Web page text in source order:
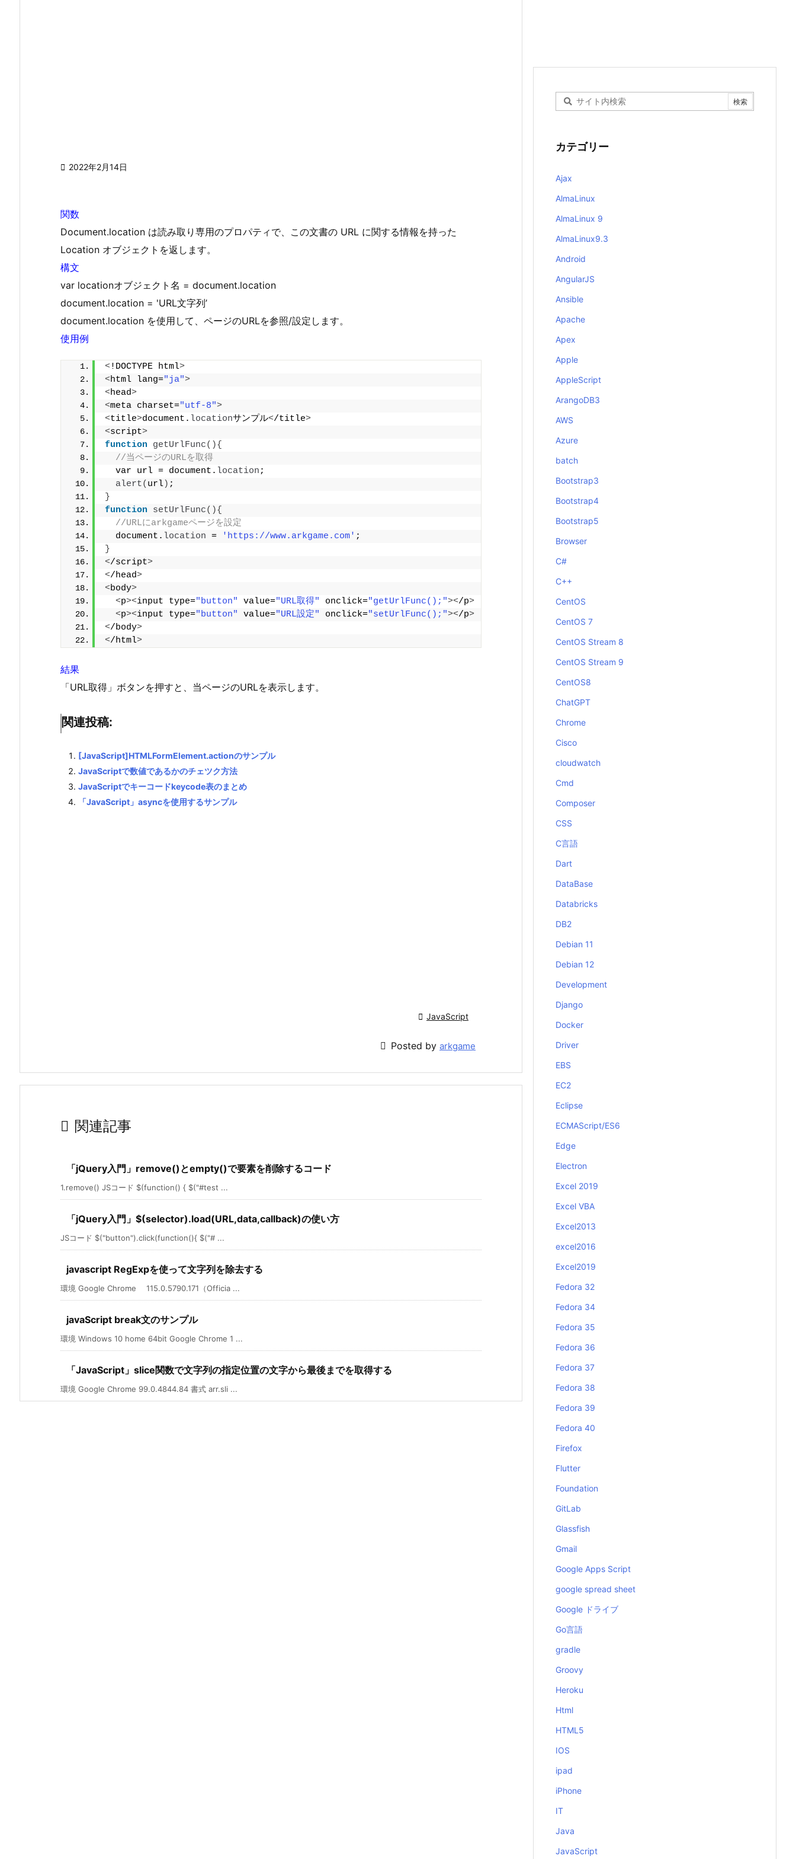
 2022年2月14日
関数
Document.location は読み取り専用のプロパティで、この文書の URL に関する情報を持った
Location オブジェクトを返します。
構文
var locationオブジェクト名 = document.location
document.location = 'URL文字列’
document.location を使用して、ページのURLを参照/設定します。
使用例
<!DOCTYPE html>
<html lang="ja">
<head>
<meta charset="utf-8">
<title>document. locationサンプル</title>
<script>
function getUrlFunc(){
//当ページのURLを取得
  var url = document.
location ;
alert( url) ;
}
function setUrlFunc(){
//URLにarkgameページを設定
  document.
location = 'https://www.arkgame.com' ;
}
</script>
</head>
<body>
<p><input type="button" value="URL取得" onclick="getUrlFunc();"></p>
<p><input type="button" value="URL設定" onclick="setUrlFunc();"></p>
</body>
</html>
結果
「URL取得」ボタンを押すと、当ページのURLを表示します。
関連投稿:
[JavaScript]HTMLFormElement.actionのサンプル
JavaScriptで数値であるかのチェツク方法
JavaScriptでキーコードkeycode表のまとめ
「JavaScript」asyncを使用するサンプル
 JavaScript
 Posted by arkgame
 関連記事
「jQuery入門」remove()とempty()で要素を削除するコード
1.remove() JSコード $(function() { $("#test ...
「jQuery入門」$(selector).load(URL,data,callback)の使い方
JSコード $("button").click(function(){ $("# ...
javascript RegExpを使って文字列を除去する
環境 Google Chrome 115.0.5790.171（Officia ...
javaScript break文のサンプル
環境 Windows 10 home 64bit Google Chrome 1 ...
「JavaScript」slice関数で文字列の指定位置の文字から最後までを取得する
環境 Google Chrome 99.0.4844.84 書式 arr.sli ...
カテゴリー
Ajax
AlmaLinux
AlmaLinux 9
AlmaLinux9.3
Android
AngularJS
Ansible
Apache
Apex
Apple
AppleScript
ArangoDB3
AWS
Azure
batch
Bootstrap3
Bootstrap4
Bootstrap5
Browser
C#
C++
CentOS
CentOS 7
CentOS Stream 8
CentOS Stream 9
CentOS8
ChatGPT
Chrome
Cisco
cloudwatch
Cmd
Composer
CSS
C言語
Dart
DataBase
Databricks
DB2
Debian 11
Debian 12
Development
Django
Docker
Driver
EBS
EC2
Eclipse
ECMAScript/ES6
Edge
Electron
Excel 2019
Excel VBA
Excel2013
excel2016
Excel2019
Fedora 32
Fedora 34
Fedora 35
Fedora 36
Fedora 37
Fedora 38
Fedora 39
Fedora 40
Firefox
Flutter
Foundation
GitLab
Glassfish
Gmail
Google Apps Script
google spread sheet
Google ドライブ
Go言語
gradle
Groovy
Heroku
Html
HTML5
IOS
ipad
iPhone
IT
Java
JavaScript